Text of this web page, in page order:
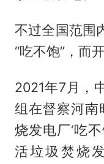
不过全国范围
“吃不饱”，
2021年7月，
组在督察河南
烧发电厂‘吃
活垃圾焚烧